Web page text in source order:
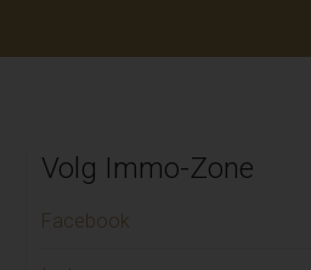
Volg Immo-Zone
Facebook